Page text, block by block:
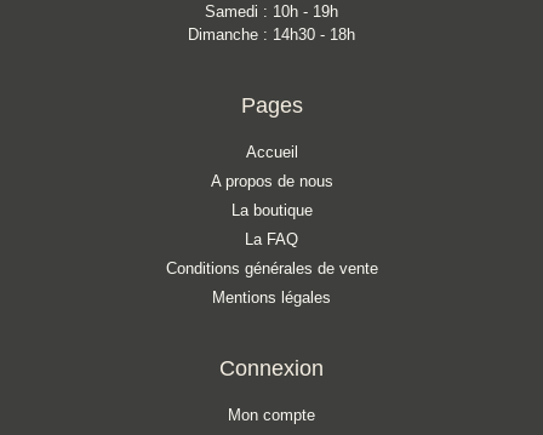
Samedi : 10h - 19h
Dimanche : 14h30 - 18h
Pages
Accueil
A propos de nous
La boutique
La FAQ
Conditions générales de vente
Mentions légales
Connexion
Mon compte